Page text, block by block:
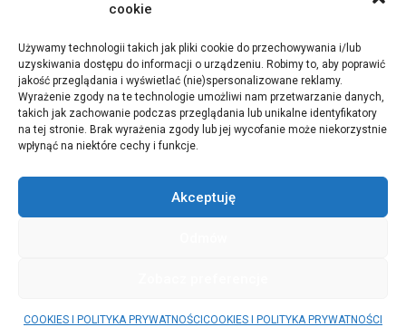
cookie
Używamy technologii takich jak pliki cookie do przechowywania i/lub
uzyskiwania dostępu do informacji o urządzeniu. Robimy to, aby poprawić
jakość przeglądania i wyświetlać (nie)spersonalizowane reklamy.
Wyrażenie zgody na te technologie umożliwi nam przetwarzanie danych,
takich jak zachowanie podczas przeglądania lub unikalne identyfikatory
na tej stronie. Brak wyrażenia zgody lub jej wycofanie może niekorzystnie
wpłynąć na niektóre cechy i funkcje.
Akceptuję
COOKIES I POLITYKA PRYWATNOŚCI COOKIES I POLITYKA PRYWATNOŚCI
Redakcja portalu:
ul.Stara 13, 42-600 Tarnowskie Góry
TEL:+48 509 547 822
redakcja@czytamiwiem.pl